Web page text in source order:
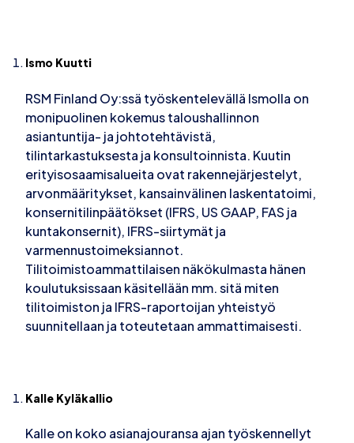
Ismo Kuutti
RSM Finland Oy:ssä työskentelevällä Ismolla on
monipuolinen kokemus taloushallinnon
asiantuntija- ja johtotehtävistä,
tilintarkastuksesta ja konsultoinnista. Kuutin
erityisosaamisalueita ovat rakennejärjestelyt,
arvonmääritykset, kansainvälinen laskentatoimi,
konsernitilinpäätökset (IFRS, US GAAP, FAS ja
kuntakonsernit), IFRS-siirtymät ja
varmennustoimeksiannot.
Tilitoimistoammattilaisen näkökulmasta hänen
koulutuksissaan käsitellään mm. sitä miten
tilitoimiston ja IFRS-raportoijan yhteistyö
suunnitellaan ja toteutetaan ammattimaisesti.
Kalle Kyläkallio
Kalle on koko asianajouransa ajan työskennellyt